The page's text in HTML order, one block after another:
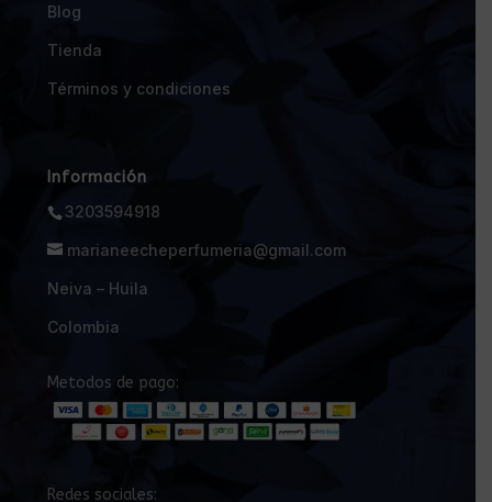
Blog
Tienda
Términos y condiciones
Información
3203594918
marianeecheperfumeria@gmail.com
Neiva – Huila
Colombia
Metodos de pago:
Redes sociales: